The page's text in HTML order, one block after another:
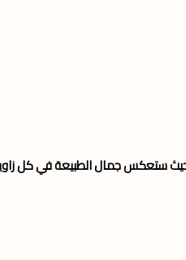
حيث ستعكس جمال الطبيعة في كل